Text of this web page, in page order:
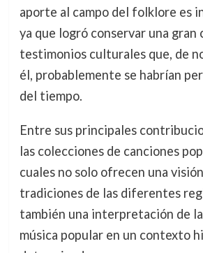
aporte al campo del folklore es
ya que logró conservar una gran
testimonios culturales que, de
él, probablemente se habrían
del tiempo.
Entre sus principales
las colecciones de canciones
cuales no solo ofrecen una
tradiciones de las diferentes
también una interpretación de
música popular en un contexto